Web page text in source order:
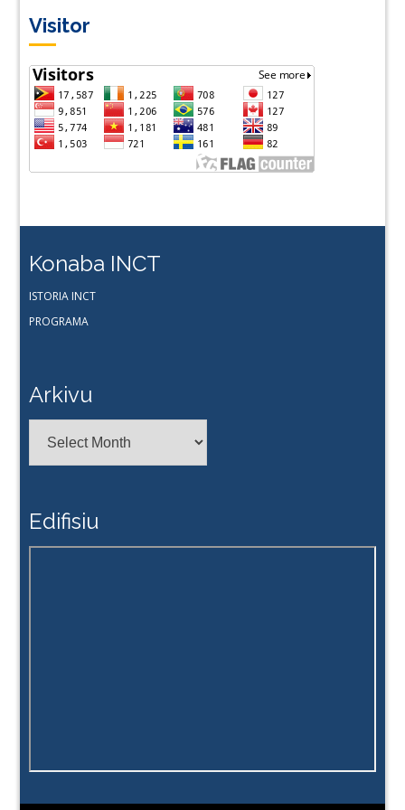
Visitor
Konaba INCT
ISTORIA INCT
PROGRAMA
Arkivu
Edifisiu